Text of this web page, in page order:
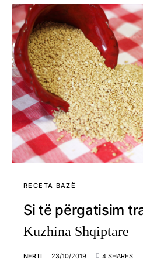
RECETA BAZË
Si të përgatisim
Kuzhina Shqiptare
NERTI 23/10/2019 4 SHARES